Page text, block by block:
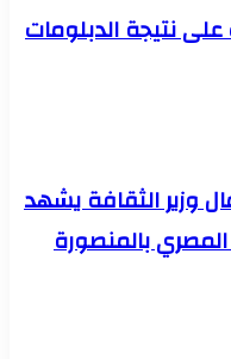
نتيجة الدبلومات
وزير الثقافة يشهد
بالمنصورة